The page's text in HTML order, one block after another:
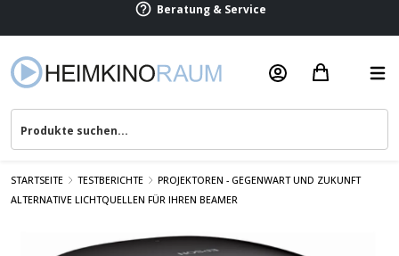
Beratung & Service
STARTSEITE TESTBERICHTE
PROJEKTOREN - GEGENWART UND ZUKUNFT
ALTERNATIVE LICHTQUELLEN FÜR IHREN BEAMER